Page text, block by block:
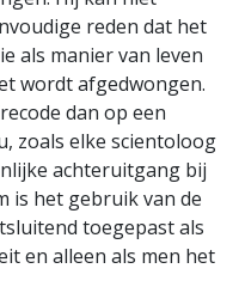
reden dat het
als manier van leven
wordt afgedwongen.
dan op een
zoals elke scientoloog
achteruitgang bij
is het gebruik van de
toegepast als
en alleen als men het